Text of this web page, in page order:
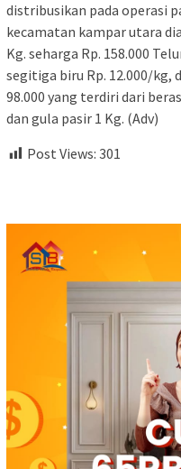
distribusikan pada operasi
kecamatan kampar utara
Kg. seharga Rp. 158.000
segitiga biru Rp. 12.000/kg,
98.000 yang terdiri dari
dan gula pasir 1 Kg. (Adv)
Post Views: 301